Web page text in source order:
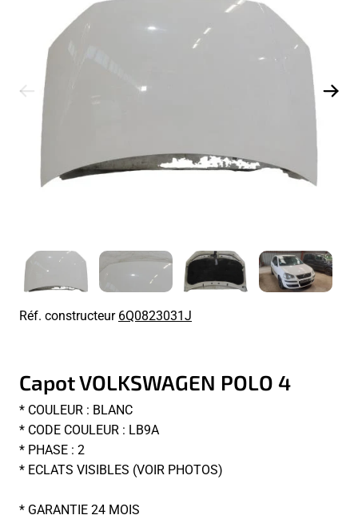
Réf. constructeur6Q0823031J
Capot VOLKSWAGEN POLO 4
* COULEUR : BLANC
* CODE COULEUR : LB9A
* PHASE : 2
* ECLATS VISIBLES (VOIR PHOTOS)
* GARANTIE 24 MOIS